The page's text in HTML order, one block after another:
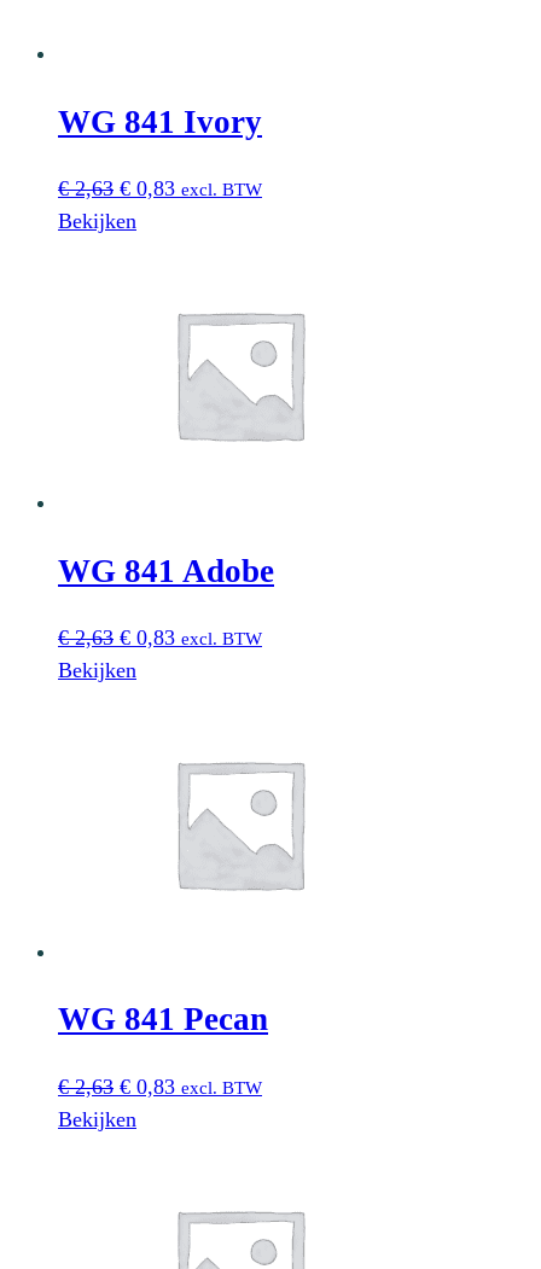
WG 841 Ivory
€2,63 Oorspronkelijke
prijs
€ 0,83Huidige
excl. BTW
Bekijken
WG 841 Adobe
€2,63 Oorspronkelijke
prijs
€ 0,83Huidige
excl. BTW
Bekijken
WG 841 Pecan
€2,63 Oorspronkelijke
prijs
€ 0,83Huidige
excl. BTW
Bekijken